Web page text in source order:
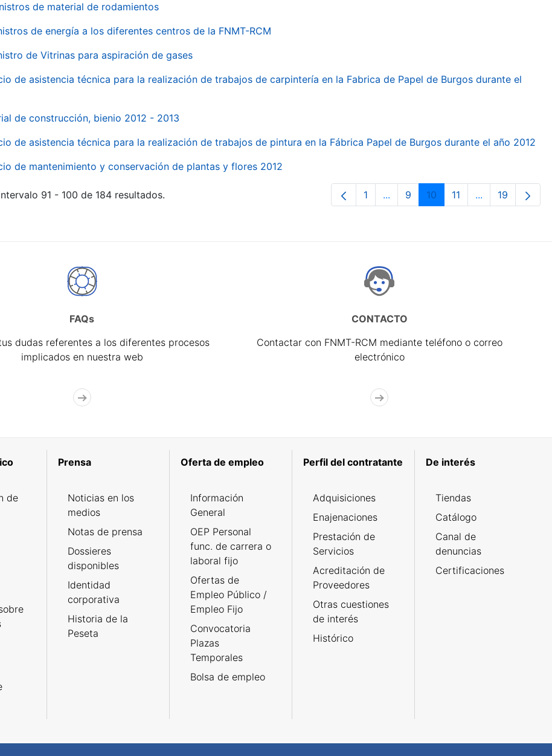
de material de rodamientos
de energía a los diferentes centros de la FNMT-RCM
de Vitrinas para aspiración de gases
de asistencia técnica para la realización de trabajos de carpintería en la Fabrica de Papel de Burgos durante el
de construcción, bienio 2012 - 2013
de asistencia técnica para la realización de trabajos de pintura en la Fábrica Papel de Burgos durante el año 2012
de mantenimiento y conservación de plantas y flores 2012
91 - 100 de 184 resultados. Página
1 ...Páginas intermedias Use TAB para
Página
9 Página
10 Página
11 ...PáginasPágina
19
FAQs
dudas referentes a los diferentes procesos
implicados en nuestra web
CONTACTO
Contactar con FNMT-RCM mediante teléfono o correo
electrónico
de
Prensa
Noticias en los
medios
Notas de prensa
Dossieres
disponibles
Identidad
corporativa
Historia de la
Peseta
Oferta de empleo
Información
General
OEP Personal
func. de carrera o
laboral fijo
Ofertas de
Empleo Público /
Empleo Fijo
Convocatoria
Plazas
Temporales
Bolsa de empleo
Perfil del contratante
Adquisiciones
Enajenaciones
Prestación de
Servicios
Acreditación de
Proveedores
Otras cuestiones
de interés
Histórico
De interés
Tiendas
Catálogo
Canal de
denuncias
Certificaciones